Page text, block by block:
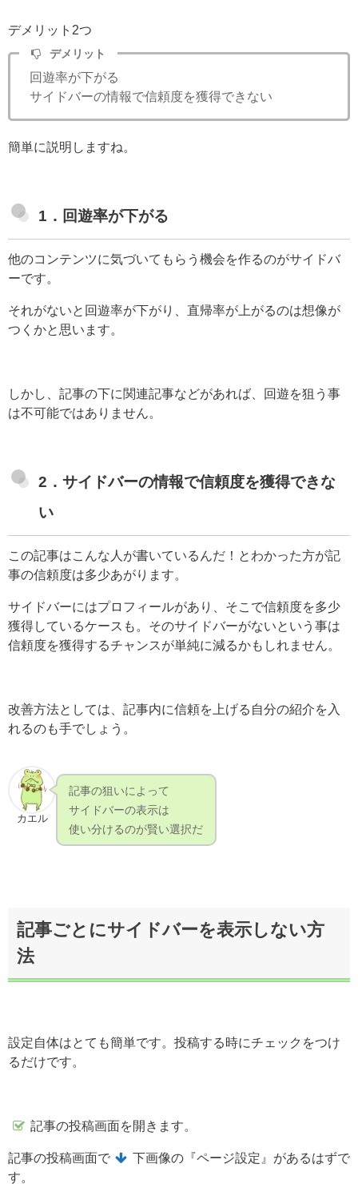
デメリット2つ
デメリット
回遊率が下がる
サイドバーの情報で信頼度を獲得できない
簡単に説明しますね。
1．回遊率が下がる
他のコンテンツに気づいてもらう機会を作るのがサイドバ
ーです。
それがないと回遊率が下がり、直帰率が上がるのは想像が
つくかと思います。
しかし、記事の下に関連記事などがあれば、回遊を狙う事
は不可能ではありません。
2．サイドバーの情報で信頼度を獲得できな
い
この記事はこんな人が書いているんだ！とわかった方が記
事の信頼度は多少あがります。
サイドバーにはプロフィールがあり、そこで信頼度を多少
獲得しているケースも。そのサイドバーがないという事は
信頼度を獲得するチャンスが単純に減るかもしれません。
改善方法としては、記事内に信頼を上げる自分の紹介を入
れるのも手でしょう。
カエル
記事の狙いによって
サイドバーの表示は
使い分けるのが賢い選択だ
記事ごとにサイドバーを表示しない方
法
設定自体はとても簡単です。投稿する時にチェックをつけ
るだけです。
記事の投稿画面を開きます。
記事の投稿画面で
下画像の『ページ設定』があるはずで
す。